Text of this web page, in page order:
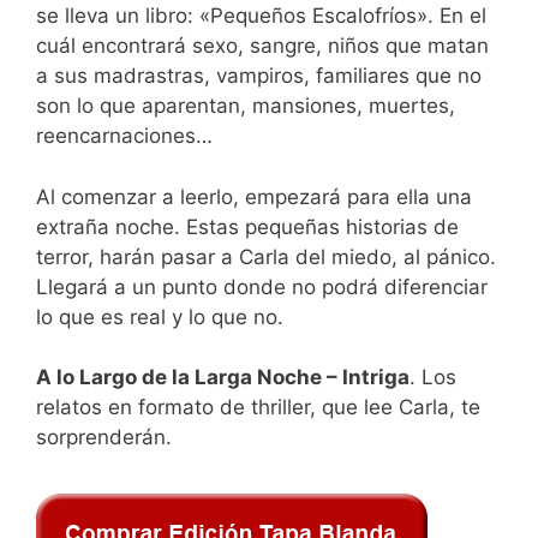
se lleva un libro: «Pequeños Escalofríos». En el
cuál encontrará sexo, sangre, niños que matan
a sus madrastras, vampiros, familiares que no
son lo que aparentan, mansiones, muertes,
reencarnaciones…
Al comenzar a leerlo, empezará para ella una
extraña noche. Estas pequeñas historias de
terror, harán pasar a Carla del miedo, al pánico.
Llegará a un punto donde no podrá diferenciar
lo que es real y lo que no.
A lo Largo de la Larga Noche – Intriga. Los
relatos en formato de thriller, que lee Carla, te
sorprenderán.